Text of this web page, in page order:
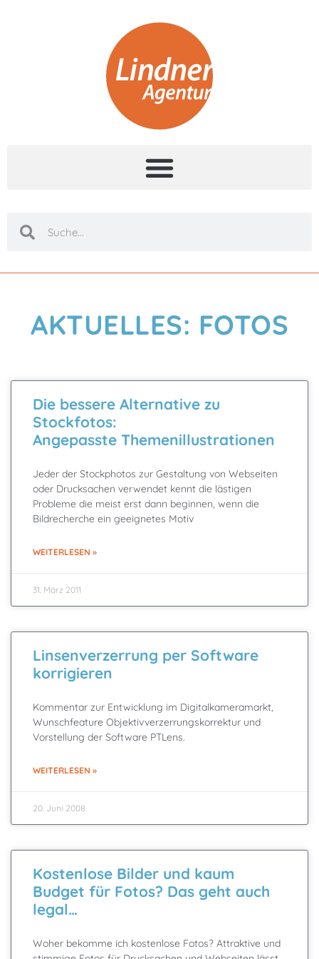
AKTUELLES: FOTOS
Die bessere Alternative zu
Stockfotos:
Angepasste Themenillustrationen
Jeder der Stockphotos zur Gestaltung von Webseiten
oder Drucksachen verwendet kennt die lästigen
Probleme die meist erst dann beginnen, wenn die
Bildrecherche ein geeignetes Motiv
WEITERLESEN »
31. März 2011
Linsenverzerrung per Software
korrigieren
Kommentar zur Entwicklung im Digitalkameramarkt,
Wunschfeature Objektivverzerrungskorrektur und
Vorstellung der Software PTLens.
WEITERLESEN »
20. Juni 2008
Kostenlose Bilder und kaum
Budget für Fotos? Das geht auch
legal…
Woher bekomme ich kostenlose Fotos? Attraktive und